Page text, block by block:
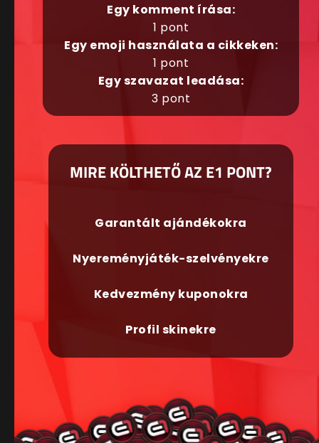
Egy komment írása:
1 pont
Egy emoji használata a cikkeken:
1 pont
Egy szavazat leadása:
3 pont
MIRE KÖLTHETŐ AZ E1 PONT?
Garantált ajándékokra
Nyereményjáték-szelvényekre
Kedvezmény kuponokra
Profil skinekre